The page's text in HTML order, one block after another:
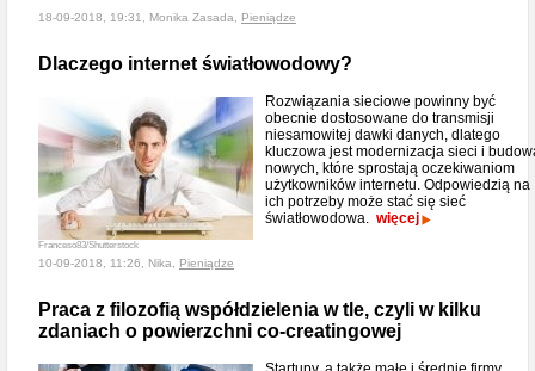
18-09-2018, 19:31, Monika Zasada, Pieniądze
Dlaczego internet światłowodowy?
Franceso83/Shutterstock
Rozwiązania sieciowe powinny być
obecnie dostosowane do transmisji
niesamowitej dawki danych, dlatego
kluczowa jest modernizacja sieci i
nowych, które sprostają oczekiwaniom
użytkowników internetu. Odpowiedzią na
ich potrzeby może stać się sieć
światłowodowa. więcej
10-09-2018, 11:26, Nika, Pieniądze
Praca z filozofią współdzielenia w tle, czyli w kilku
zdaniach o powierzchni co-creatingowej